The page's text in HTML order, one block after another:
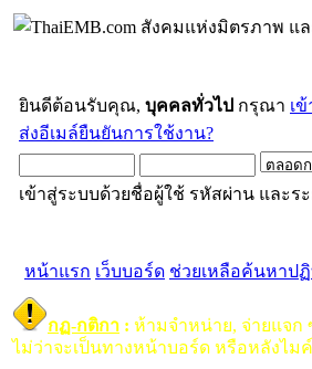
ยินดีต้อนรับคุณ, บุคคลทั่วไป กรุณา เ
ส่งอีเมล์ยืนยันการใช้งาน?
เข้าสู่ระบบด้วยชื่อผู้ใช้ รหัสผ่าน และร
หน้าแรก เว็บบอร์ด ช่วยเหลือค้นหาป
กฏ-กติกา : ห้ามจำหน่าย, จ่ายแจก
ไม่ว่าจะเป็นทางหน้าบอร์ด หรือหลังไม